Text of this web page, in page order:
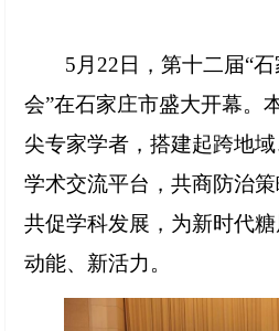
5月22日，第十二届“
会”在石家庄市盛大开幕。
尖专家学者，搭建起跨地
学术交流平台，共商防治策
共促学科发展，为新时代
动能、新活力。